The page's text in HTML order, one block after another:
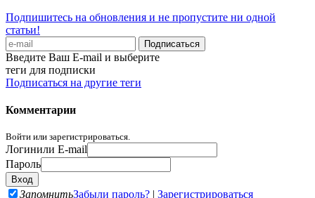
Подпишитесь на обновления и не пропустите ни одной
статьи!
Введите Ваш E-mail и выберите
теги для подписки
Подписаться на другие теги
Комментарии
Войти или зарегистрироваться.
Логинили E-mail
Пароль
ЗапомнитьЗабыли пароль? | Зарегистрироваться